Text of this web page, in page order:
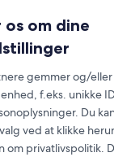
Hotel
om dine
gemmer og/
f.eks. unikke
Du
ved at klikke
om privatlivspolitik.